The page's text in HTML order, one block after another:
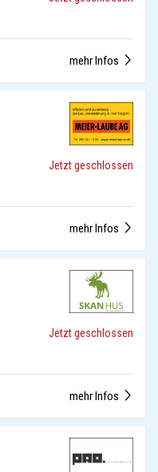
mehr Infos
Jetzt geschlossen
mehr Infos
Jetzt geschlossen
mehr Infos